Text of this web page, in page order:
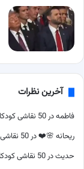
آخرین نظرات
فاطمهدر50 نقاشی کودکانه عید غدیر خم سخت و آسان و برای رنگ آمیزی
ریحانه 🌸❤️در50 نقاشی کودکانه عید غدیر خم سخت و آسان و برای رنگ آمیزی
حدیثدر50 نقاشی کودکانه عید غدیر خم سخت و آسان و برای رنگ آمیزی